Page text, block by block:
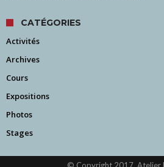
CATÉGORIES
Activités
Archives
Cours
Expositions
Photos
Stages